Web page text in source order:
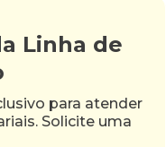
Linha de
para atender
Solicite uma